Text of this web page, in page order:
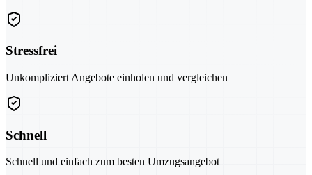
Stressfrei
Unkompliziert Angebote einholen und vergleichen
Schnell
Schnell und einfach zum besten Umzugsangebot